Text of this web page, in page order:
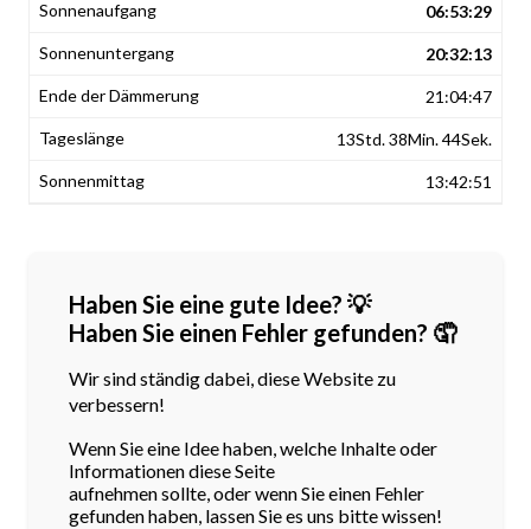
06:53:29
20:32:13
21:04:47
13Std. 38Min. 44Sek.
13:42:51
Haben Sie eine gute Idee? 💡
Haben Sie einen Fehler gefunden? 🤦
Wir sind ständig dabei, diese Website zu
verbessern!
Wenn Sie eine Idee haben, welche Inhalte oder
Informationen diese Seite
aufnehmen sollte, oder wenn Sie einen Fehler
gefunden haben, lassen Sie es uns bitte wissen!